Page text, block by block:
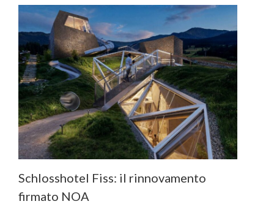
Schlosshotel Fiss: il rinnovamento
firmato NOA